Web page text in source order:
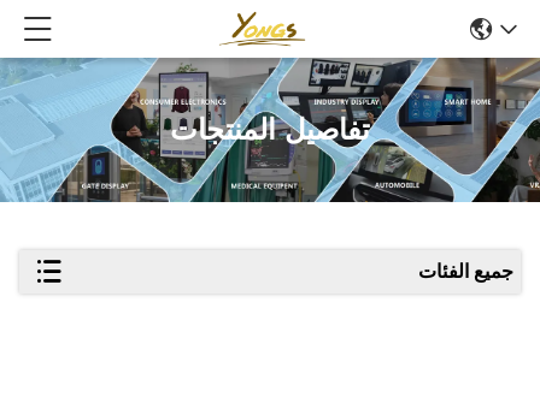
تفاصيل المنتجات
جميع الفئات